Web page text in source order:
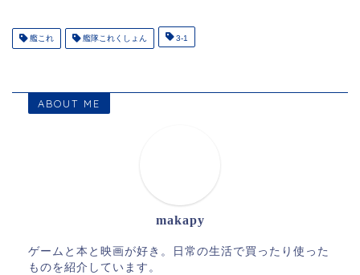
艦これ 艦隊これくしょん 3-1
ABOUT ME
makapy
ゲームと本と映画が好き。日常の生活で買ったり使った
ものを紹介しています。